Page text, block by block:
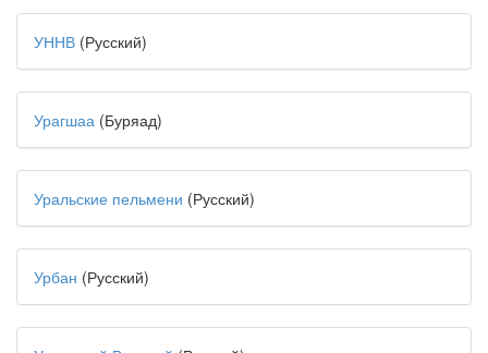
УННВ (Русский)
Урагшаа (Буряад)
Уральские пельмени (Русский)
Урбан (Русский)